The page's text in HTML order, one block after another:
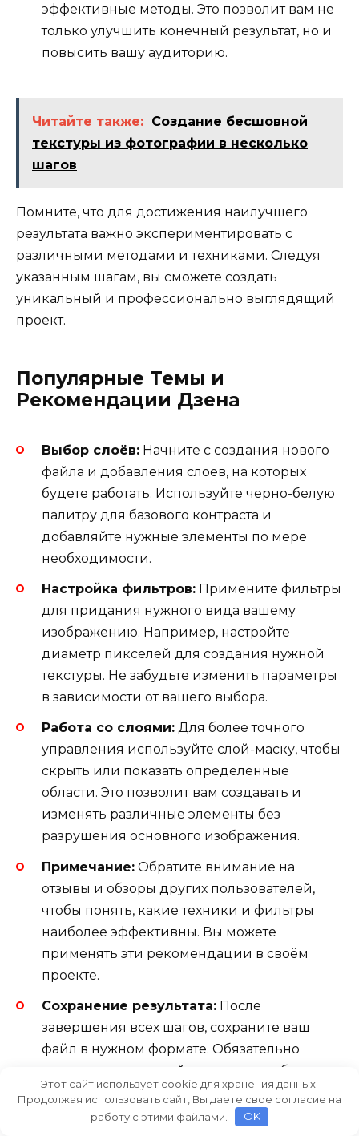
эффективные методы. Это позволит вам не
только улучшить конечный результат, но и
повысить вашу аудиторию.
Читайте также: Создание бесшовной
текстуры из фотографии в несколько
шагов
Помните, что для достижения наилучшего
результата важно экспериментировать с
различными методами и техниками. Следуя
указанным шагам, вы сможете создать
уникальный и профессионально выглядящий
проект.
Популярные Темы и
Рекомендации Дзена
Выбор слоёв: Начните с создания нового
файла и добавления слоёв, на которых
будете работать. Используйте черно-белую
палитру для базового контраста и
добавляйте нужные элементы по мере
необходимости.
Настройка фильтров: Примените фильтры
для придания нужного вида вашему
изображению. Например, настройте
диаметр пикселей для создания нужной
текстуры. Не забудьте изменить параметры
в зависимости от вашего выбора.
Работа со слоями: Для более точного
управления используйте слой-маску, чтобы
скрыть или показать определённые
области. Это позволит вам создавать и
изменять различные элементы без
разрушения основного изображения.
Примечание: Обратите внимание на
отзывы и обзоры других пользователей,
чтобы понять, какие техники и фильтры
наиболее эффективны. Вы можете
применять эти рекомендации в своём
проекте.
Сохранение результата: После
завершения всех шагов, сохраните ваш
файл в нужном формате. Обязательно
проверьте конечный результат, чтобы
убедиться, что всё выглядит так, как вы
планировали.
Этот сайт использует cookie для хранения данных.
Продолжая использовать сайт, Вы даете свое согласие на
работу с этими файлами.
OK